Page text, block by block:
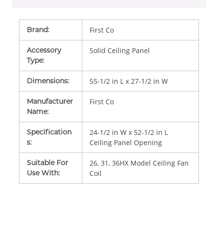
Brand: First Co
Accessory
Type:
Solid Ceiling Panel
Dimensions: 55-1/2 in L x 27-1/2 in W
Manufacturer
Name:
First Co
Specification
s:
24-1/2 in W x 52-1/2 in L
Ceiling Panel Opening
Suitable For
Use With:
26, 31, 36HX Model Ceiling Fan
Coil